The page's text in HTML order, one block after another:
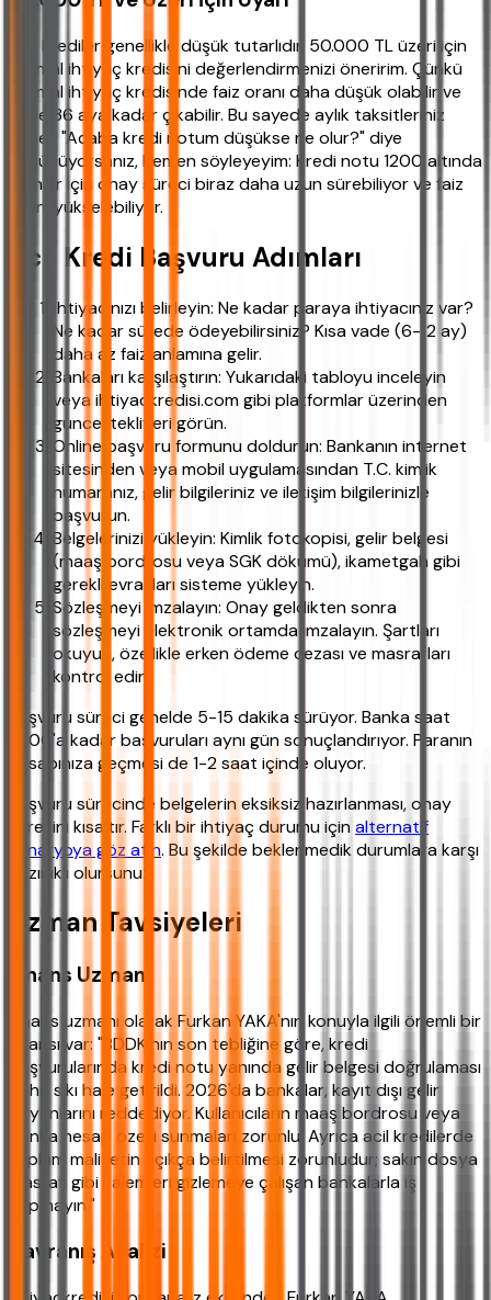
Acil krediler genellikle düşük tutarlıdır. 50.000 TL üzeri için
normal ihtiyaç kredisini değerlendirmenizi öneririm. Çünkü
normal ihtiyaç kredisinde faiz oranı daha düşük olabilir ve
vade 36 aya kadar çıkabilir. Bu sayede aylık taksitleriniz
düşer. "Acaba kredi notum düşükse ne olur?" diye
düşünüyorsanız, hemen söyleyeyim: Kredi notu 1200 altında
olanlar için onay süreci biraz daha uzun sürebiliyor ve faiz
oranı yükselebiliyor.
Acil Kredi Başvuru Adımları
İhtiyacınızı belirleyin: Ne kadar paraya ihtiyacınız var?
Ne kadar sürede ödeyebilirsiniz? Kısa vade (6-12 ay)
daha az faiz anlamına gelir.
Bankaları karşılaştırın: Yukarıdaki tabloyu inceleyin
veya ihtiyackredisi.com gibi platformlar üzerinden
güncel teklifleri görün.
Online başvuru formunu doldurun: Bankanın internet
sitesinden veya mobil uygulamasından T.C. kimlik
numaranız, gelir bilgileriniz ve iletişim bilgilerinizle
başvurun.
Belgelerinizi yükleyin: Kimlik fotokopisi, gelir belgesi
(maaş bordrosu veya SGK dökümü), ikametgah gibi
gerekli evrakları sisteme yükleyin.
Sözleşmeyi imzalayın: Onay geldikten sonra
sözleşmeyi elektronik ortamda imzalayın. Şartları
okuyun, özellikle erken ödeme cezası ve masrafları
kontrol edin.
Başvuru süreci genelde 5-15 dakika sürüyor. Banka saat
17:00'a kadar başvuruları aynı gün sonuçlandırıyor. Paranın
hesabınıza geçmesi de 1-2 saat içinde oluyor.
Başvuru sürecinde belgelerin eksiksiz hazırlanması, onay
süresini kısaltır. Farklı bir ihtiyaç durumu için alternatif
senaryoya göz atın. Bu şekilde beklenmedik durumlara karşı
hazırlıklı olursunuz.
Uzman Tavsiyeleri
Finans Uzmanı
Finans uzmanı olarak Furkan YAKA'nın konuyla ilgili önemli bir
uyarısı var: "BDDK'nın son tebliğine göre, kredi
başvurularında kredi notu yanında gelir belgesi doğrulaması
daha sıkı hale getirildi. 2026'da bankalar, kayıt dışı gelir
beyanlarını reddediyor. Kullanıcıların maaş bordrosu veya
banka hesap özeti sunmaları zorunlu. Ayrıca acil kredilerde
toplam maliyetin açıkça belirtilmesi zorunludur; sakın dosya
masrafı gibi kalemleri gizlemeye çalışan bankalarla iş
yapmayın."
Davranış Analizi